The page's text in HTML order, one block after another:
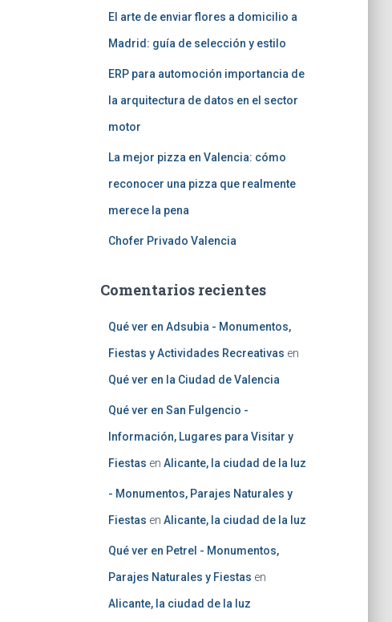
El arte de enviar flores a domicilio a
Madrid: guía de selección y estilo
ERP para automoción importancia de
la arquitectura de datos en el sector
motor
La mejor pizza en Valencia: cómo
reconocer una pizza que realmente
merece la pena
Chofer Privado Valencia
Comentarios recientes
Qué ver en Adsubia - Monumentos,
Fiestas y Actividades Recreativas en
Qué ver en la Ciudad de Valencia
Qué ver en San Fulgencio -
Información, Lugares para Visitar y
Fiestas en Alicante, la ciudad de la luz
- Monumentos, Parajes Naturales y
Fiestas en Alicante, la ciudad de la luz
Qué ver en Petrel - Monumentos,
Parajes Naturales y Fiestas en
Alicante, la ciudad de la luz